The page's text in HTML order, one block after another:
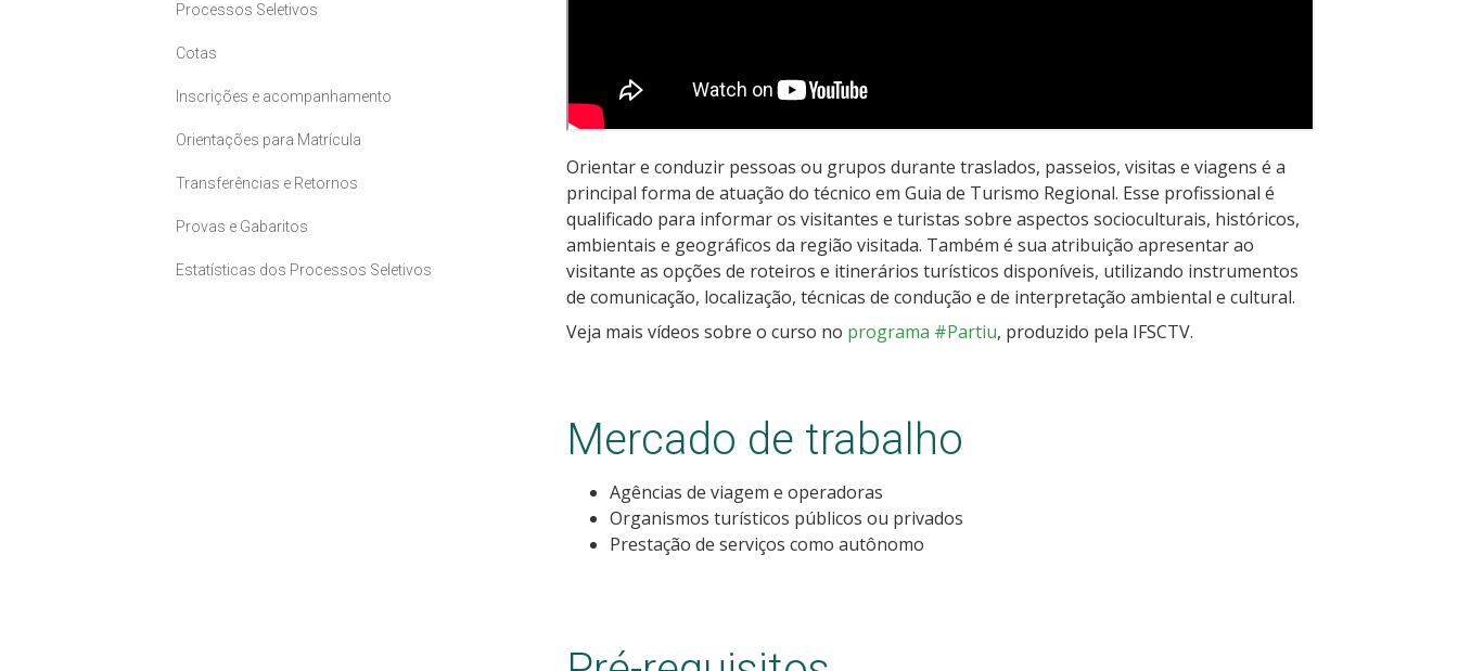
Processos Seletivos
Cotas
Inscrições e acompanhamento
Orientações para Matrícula
Transferências e Retornos
Provas e Gabaritos
Estatísticas dos Processos Seletivos
Orientar e conduzir pessoas ou grupos durante traslados, passeios, visitas e viagens é a
principal forma de atuação do técnico em Guia de Turismo Regional. Esse profissional é
qualificado para informar os visitantes e turistas sobre aspectos socioculturais, históricos,
ambientais e geográficos da região visitada. Também é sua atribuição apresentar ao
visitante as opções de roteiros e itinerários turísticos disponíveis, utilizando instrumentos
de comunicação, localização, técnicas de condução e de interpretação ambiental e cultural.
Veja mais vídeos sobre o curso no programa #Partiu, produzido pela IFSCTV.
Mercado de trabalho
Agências de viagem e operadoras
Organismos turísticos públicos ou privados
Prestação de serviços como autônomo